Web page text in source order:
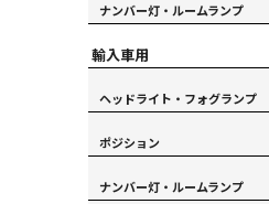
ナンバー灯・ルームランプ
輸入車用
ヘッドライト・フォグランプ
ポジション
ナンバー灯・ルームランプ